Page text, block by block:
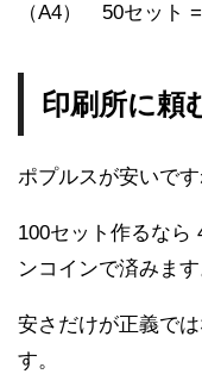
（A4） 50セット
印刷所に頼
ポプルスが安いです
100セット作るなら
ンコインで済みます
安さだけが正義で
す。